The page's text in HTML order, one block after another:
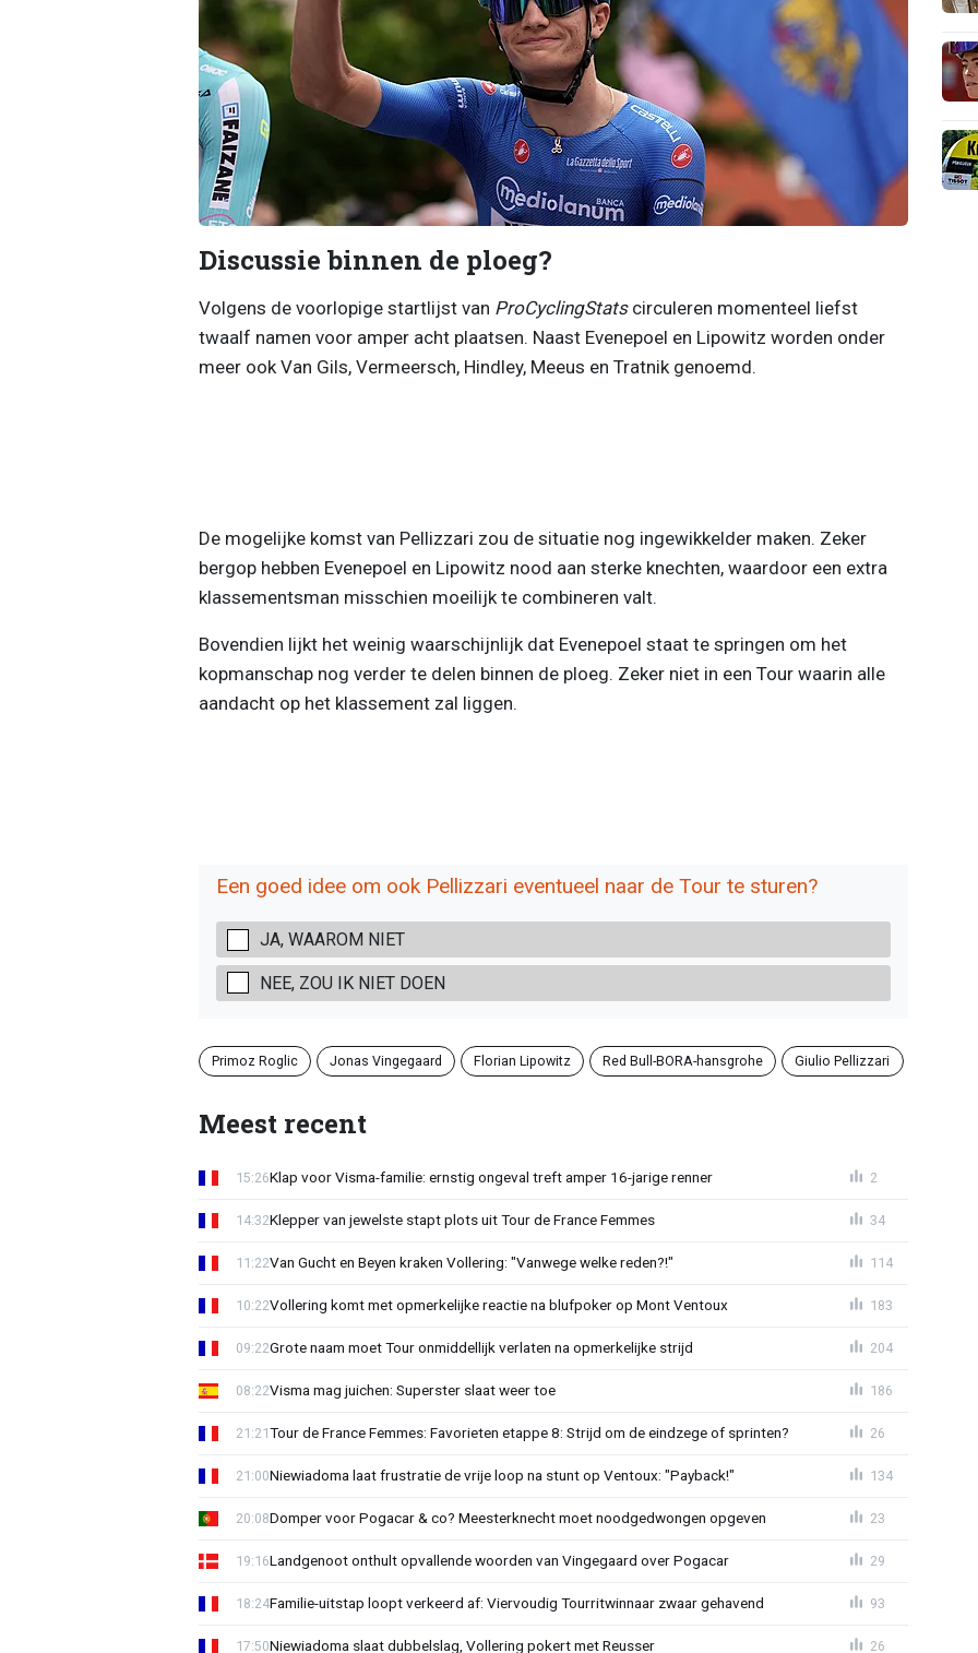
Discussie binnen de ploeg?
Volgens de voorlopige startlijst van ProCyclingStatscirculeren momenteel liefst
twaalf namen voor amper acht plaatsen. Naast Evenepoel en Lipowitz worden onder
meer ook Van Gils, Vermeersch, Hindley, Meeus en Tratnik genoemd.
De mogelijke komst van Pellizzari zou de situatie nog ingewikkelder maken. Zeker
bergop hebben Evenepoel en Lipowitz nood aan sterke knechten, waardoor een extra
klassementsman misschien moeilijk te combineren valt.
Bovendien lijkt het weinig waarschijnlijk dat Evenepoel staat te springen om het
kopmanschap nog verder te delen binnen de ploeg. Zeker niet in een Tour waarin alle
aandacht op het klassement zal liggen.
Een goed idee om ook Pellizzari eventueel naar de Tour te sturen?
JA, WAAROM NIET
NEE, ZOU IK NIET DOEN
Primoz Roglic Jonas Vingegaard Florian Lipowitz Red Bull-BORA-hansgrohe Giulio Pellizzari
Meest recent
Klap voor Visma-familie: ernstig ongeval treft amper 16-jarige renner
15:26 2
Klepper van jewelste stapt plots uit Tour de France Femmes
14:32 34
Van Gucht en Beyen kraken Vollering: "Vanwege welke reden?!"
11:22 114
Vollering komt met opmerkelijke reactie na blufpoker op Mont Ventoux
10:22 183
Grote naam moet Tour onmiddellijk verlaten na opmerkelijke strijd
09:22 204
Visma mag juichen: Superster slaat weer toe
08:22 186
Tour de France Femmes: Favorieten etappe 8: Strijd om de eindzege of sprinten?
21:21 26
Niewiadoma laat frustratie de vrije loop na stunt op Ventoux: "Payback!"
21:00 134
Domper voor Pogacar & co? Meesterknecht moet noodgedwongen opgeven
20:08 23
Landgenoot onthult opvallende woorden van Vingegaard over Pogacar
19:16 29
Familie-uitstap loopt verkeerd af: Viervoudig Tourritwinnaar zwaar gehavend
18:24 93
Niewiadoma slaat dubbelslag, Vollering pokert met Reusser
17:50 26